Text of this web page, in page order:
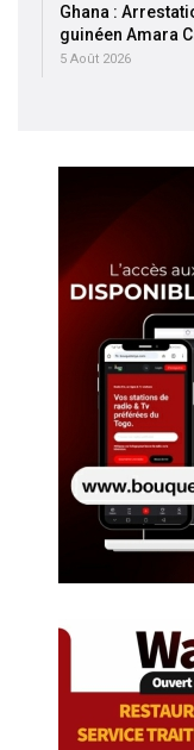
Ghana :
guinéen Amara
5 Août 2026